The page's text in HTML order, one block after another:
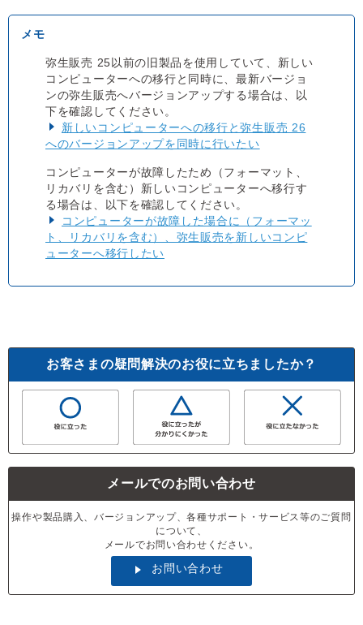
弥生販売 25以前の旧製品を使用していて、新しい
コンピューターへの移行と同時に、最新バージョ
ンの弥生販売へバージョンアップする場合は、以
下を確認してください。
新しいコンピューターへの移行と弥生販売 26
へのバージョンアップを同時に行いたい
コンピューターが故障したため（フォーマット、
リカバリを含む）新しいコンピューターへ移行す
る場合は、以下を確認してください。
コンピューターが故障した場合に（フォーマッ
ト、リカバリを含む）、弥生販売を新しいコンピ
ューターへ移行したい
お客さまの疑問解決のお役に立ちましたか？
メールでのお問い合わせ
操作や製品購入、バージョンアップ、各種サポート・サービス等のご質問
について、
メールでお問い合わせください。
お問い合わせ